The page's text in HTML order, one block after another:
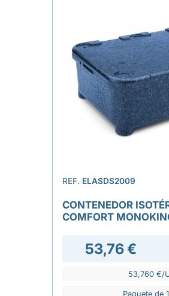
REF. ELASDS2009
CONTENEDOR
COMFORT
53,76 €
53,760 €/
Paquete de